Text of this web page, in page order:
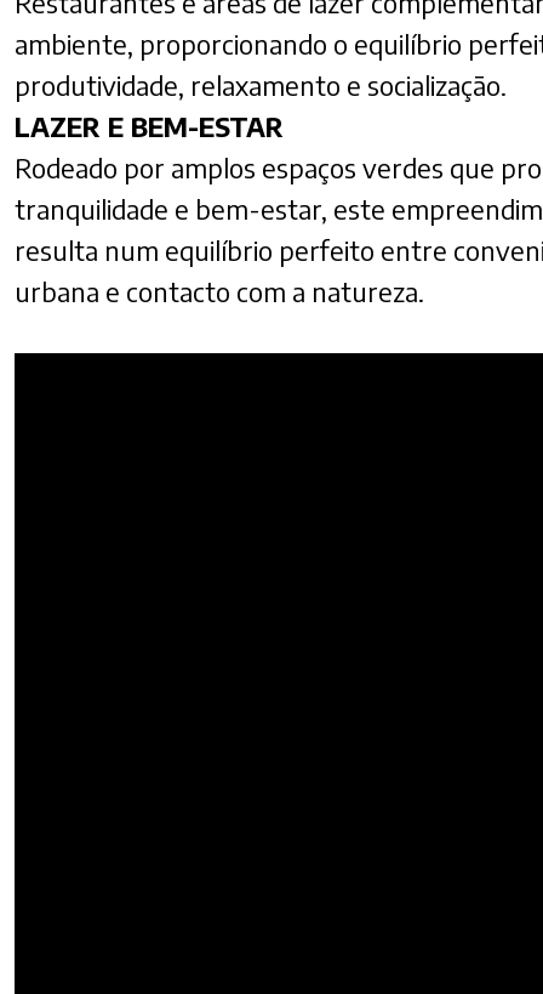
ambiente, proporcionando o equilíbrio
produtividade, relaxamento e socialização.
LAZER E BEM-ESTAR
Rodeado por amplos espaços verdes que
tranquilidade e bem-estar, este
resulta num equilíbrio perfeito entre
urbana e contacto com a natureza.